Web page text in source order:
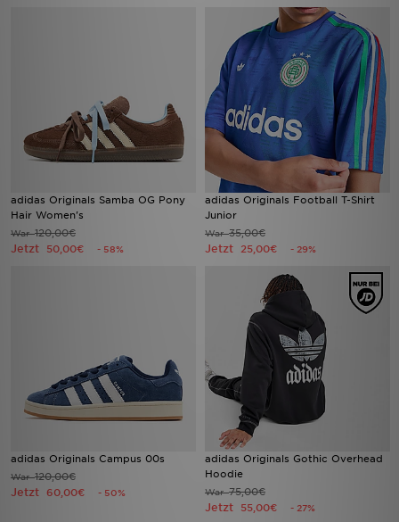
adidas Originals Samba OG Pony
Hair Women's
War120,00€
Jetzt 50,00€ - 58%
adidas Originals Football T-Shirt
Junior
War35,00€
Jetzt 25,00€ - 29%
adidas Originals Campus 00s
War120,00€
Jetzt 60,00€ - 50%
adidas Originals Gothic Overhead
Hoodie
War75,00€
Jetzt 55,00€ - 27%